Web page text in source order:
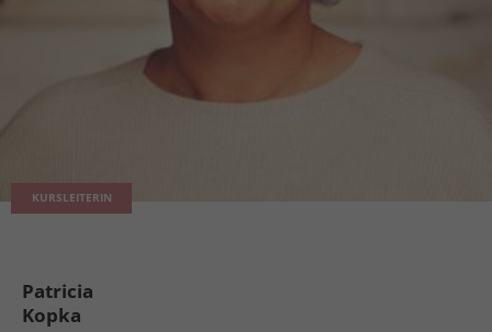
KURSLEITERIN
Patricia
Kopka